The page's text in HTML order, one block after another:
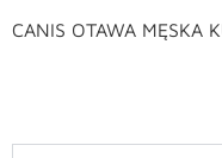
CANIS OTAWA MĘSKA